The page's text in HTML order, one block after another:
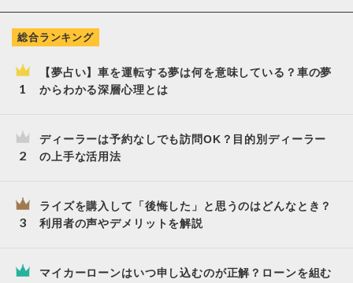
総合ランキング
【夢占い】車を運転する夢は何を意味している？車の夢
からわかる深層心理とは
ディーラーは予約なしでも訪問OK？目的別ディーラー
の上手な活用法
ライズを購入して「後悔した」と思うのはどんなとき？
利用者の声やデメリットを解説
マイカーローンはいつ申し込むのが正解？ローンを組む